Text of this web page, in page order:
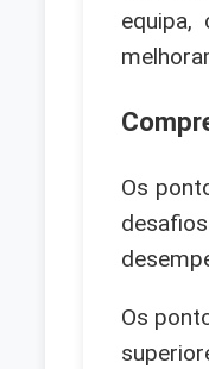
equipa,
Os
Os